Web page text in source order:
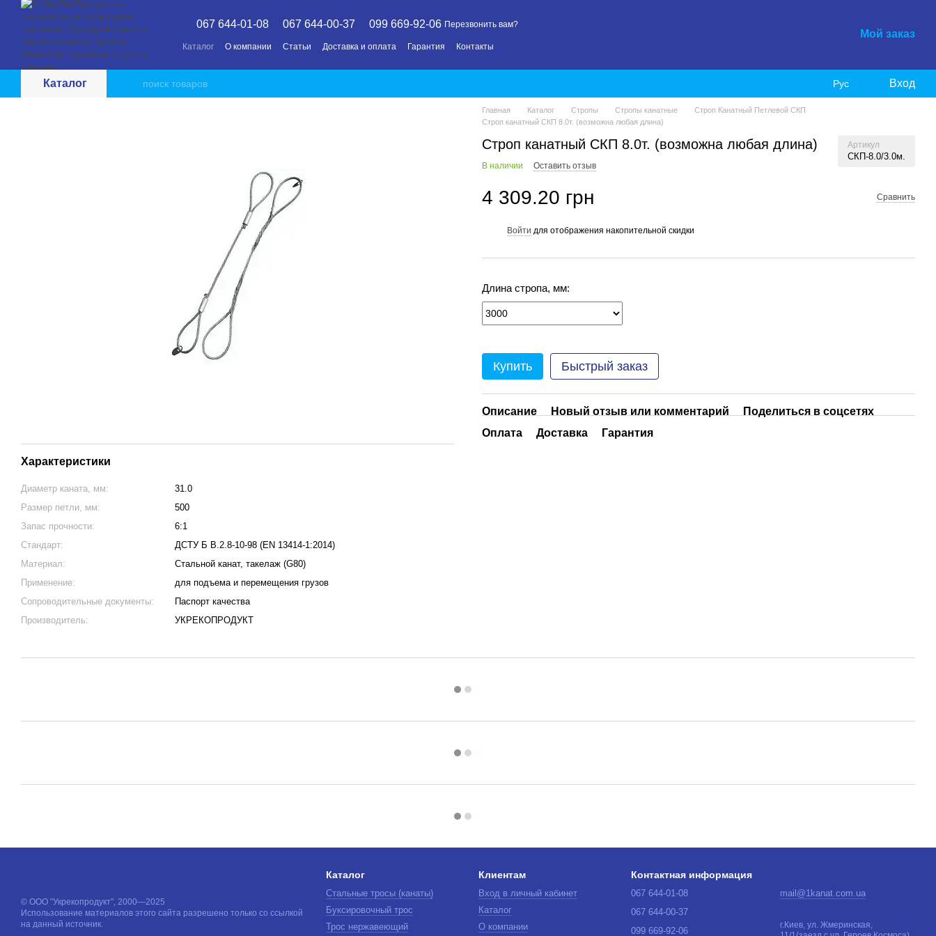
Перейти к основному контенту
067 644-01-08 067 644-00-37 099 669-92-06 Перезвонить вам?
Каталог О компании Статьи Доставка и оплата Гарантия Контакты
Мой заказ
Каталог Рус Вход
Характеристики
Диаметр каната, мм:
31.0
Размер петли, мм:
500
Запас прочности:
6:1
Стандарт:
ДСТУ Б В.2.8-10-98 (EN 13414-1:2014)
Материал:
Стальной канат, такелаж (G80)
Применение:
для подъема и перемещения грузов
Сопроводительные документы:
Паспорт качества
Производитель:
УКРЕКОПРОДУКТ
Главная Каталог Стропы Стропы канатные
Строп Канатный Петлевой СКП
Строп канатный СКП 8.0т. (возможна любая длина)
Строп канатный СКП 8.0т. (возможна любая длина) Артикул
СКП-8.0/3.0м.
В наличии Оставить отзыв
4 309.20 грн Сравнить
Войти для отображения накопительной скидки
Длина стропа, мм:
Купить Быстрый заказ
Описание Новый отзыв или комментарий
Поделиться в соцсетях
Оплата
Доставка Гарантия
© ООО "Укрекопродукт", 2000—2025
Использование материалов этого сайта разрешено только со ссылкой
на данный источник.
Каталог
Стальные тросы (канаты)
Буксировочный трос
Трос нержавеющий
Клиентам
Вход в личный кабинет
Каталог
О компании
Контактная информация
067 644-01-08
067 644-00-37
099 669-92-06
mail@1kanat.com.ua
г.Киев, ул. Жмеринская,